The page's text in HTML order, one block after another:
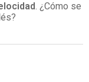
. ¿Cómo se